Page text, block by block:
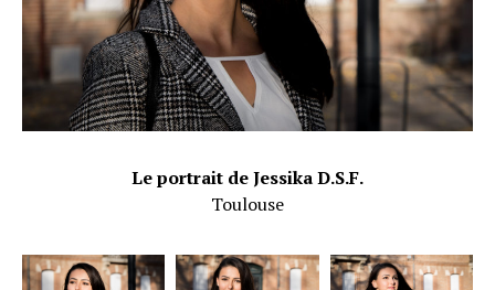
Le portrait de Jessika D.S.F.
Toulouse